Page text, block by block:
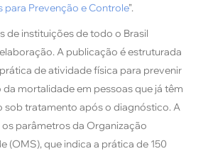
para Prevenção e Controle”.
de instituições de todo o Brasil
A publicação é estruturada
de atividade física para prevenir
da mortalidade em pessoas que já têm
sob tratamento após o diagnóstico. A
parâmetros da Organização
(OMS), que indica a prática de 150